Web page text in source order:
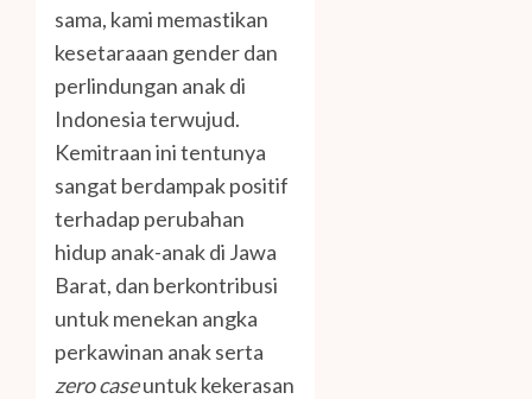
sama, kami memastikan
kesetaraaan gender dan
perlindungan anak di
Indonesia terwujud.
Kemitraan ini tentunya
sangat berdampak positif
terhadap perubahan
hidup anak-anak di Jawa
Barat, dan berkontribusi
untuk menekan angka
perkawinan anak serta
zero caseuntuk kekerasan